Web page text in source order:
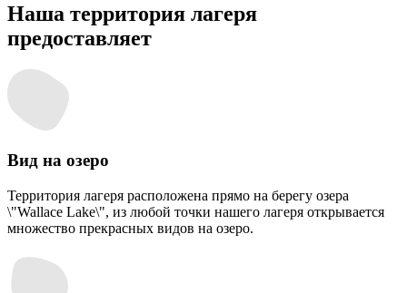
Наша территория лагеря
предоставляет
Вид на озеро
Территория лагеря расположена прямо на берегу озера
\"Wallace Lake\", из любой точки нашего лагеря открывается
множество прекрасных видов на озеро.